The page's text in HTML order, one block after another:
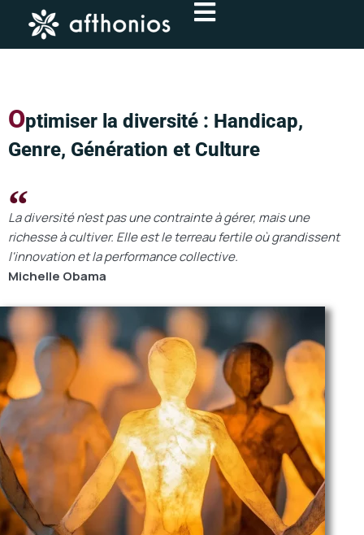
contenu
Optimiser la diversité : Handicap,
Genre, Génération et Culture
La diversité n'est pas une contrainte à gérer, mais une
richesse à cultiver. Elle est le terreau fertile où grandissent
l'innovation et la performance collective.
Michelle Obama